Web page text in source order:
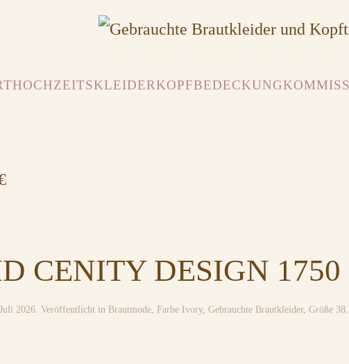
HOCHZEITSKLEIDERKOPFBEDECKUNG
CENITY DESIGN 1750
2026 . Veröffentlicht in Brautmode Farbe Ivory, Gebrauchte Brautkleider, Größe 38